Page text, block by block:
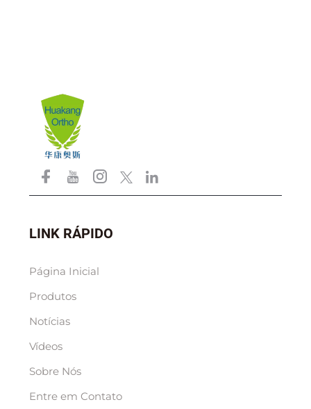
LINK RÁPIDO
Página Inicial
Produtos
Notícias
Vídeos
Sobre Nós
Entre em Contato